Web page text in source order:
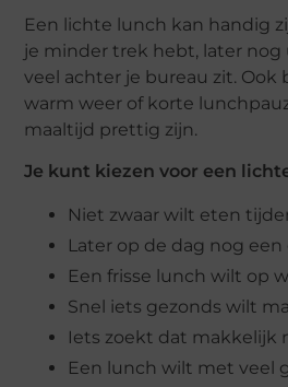
Een lichte lunch kan handig
je minder trek hebt, later
veel achter je bureau zit. Ook
warm weer of korte
maaltijd prettig zijn.
Je kunt kiezen voor een
Niet zwaar wilt eten
Later op de dag nog
Een frisse lunch wilt op
Snel iets gezonds wilt
Iets zoekt dat makkelijk
Een lunch wilt met veel